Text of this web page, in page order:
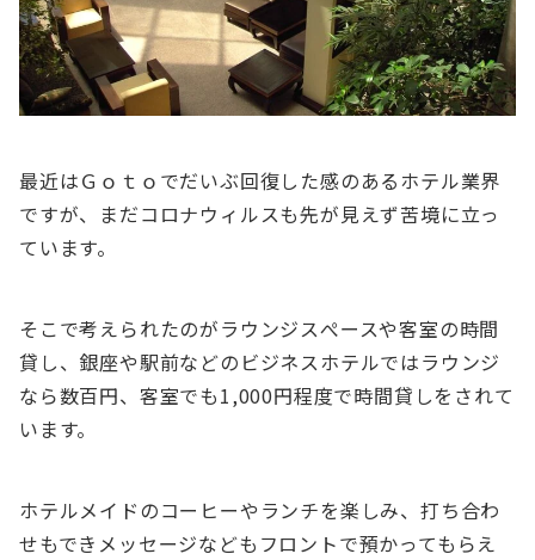
最近はＧｏｔｏでだいぶ回復した感のあるホテル業界
ですが、まだコロナウィルスも先が見えず苦境に立っ
ています。
そこで考えられたのがラウンジスぺースや客室の時間
貸し、銀座や駅前などのビジネスホテルではラウンジ
なら数百円、客室でも1,000円程度で時間貸しをされて
います。
ホテルメイドのコーヒーやランチを楽しみ、打ち合わ
せもできメッセージなどもフロントで預かってもらえ